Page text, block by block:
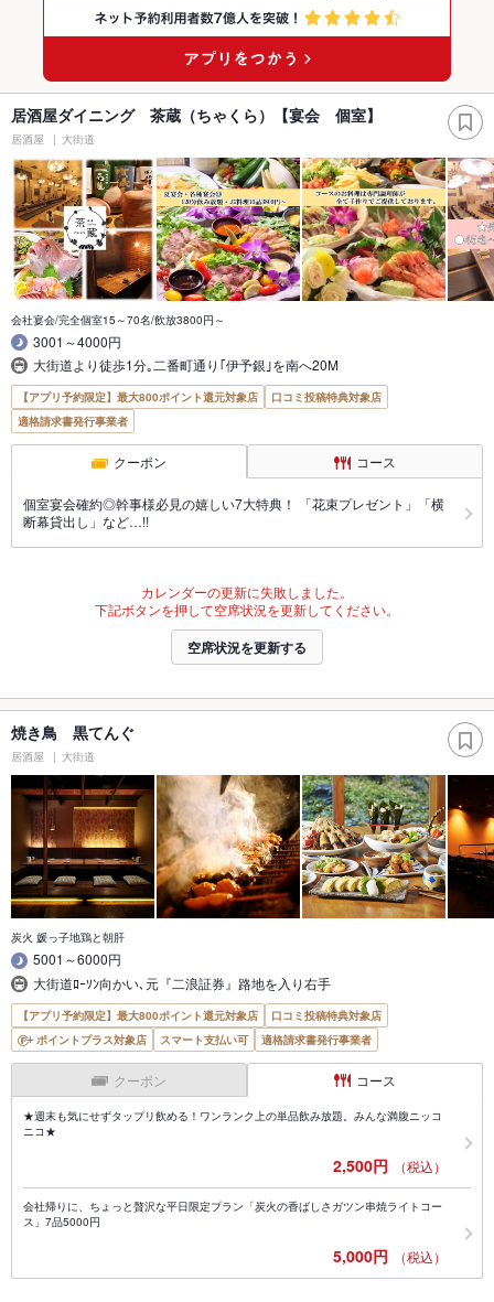
居酒屋ダイニング 茶蔵（ちゃくら）【宴会 個室】
居酒屋 大街道
会社宴会/完全個室15～70名/飲放3800円～
3001～4000円
大街道より徒歩1分｡二番町通り｢伊予銀｣を南へ20M
【アプリ予約限定】最大800ポイント還元対象店
口コミ投稿特典対象店
適格請求書発行事業者
クーポン コース
個室宴会確約◎幹事様必見の嬉しい7大特典！ 「花束プレゼント」「横
断幕貸出し」など…!!
カレンダーの更新に失敗しました。
下記ボタンを押して空席状況を更新してください。
空席状況を更新する
焼き鳥 黒てんぐ
居酒屋 大街道
炭火 媛っ子地鶏と朝肝
5001～6000円
大街道ﾛｰｿﾝ向かい､元『二浪証券』路地を入り右手
【アプリ予約限定】最大800ポイント還元対象店
口コミ投稿特典対象店
ポイントプラス対象店
スマート支払い可 適格請求書発行事業者
クーポン コース
★週末も気にせずタップリ飲める！ワンランク上の単品飲み放題。みんな満腹ニッコ
ニコ★
2,500円 （税込）
会社帰りに、ちょっと贅沢な平日限定プラン「炭火の香ばしさガツン串焼ライトコー
ス」7品5000円
5,000円 （税込）